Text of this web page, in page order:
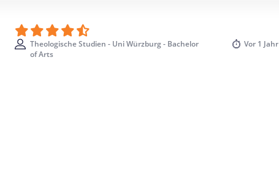
Theologische Studien - Uni Würzburg - Bachelor
of Arts
Vor 1 Jahr